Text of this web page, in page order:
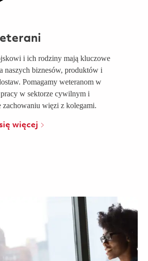
i ich rodziny mają kluczowe
naszych biznesów, produktów i
Pomagamy weteranom w
w sektorze cywilnym i
zachowaniu więzi z kolegami.
więcej